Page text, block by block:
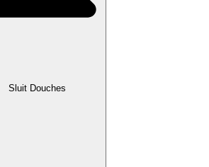
Sluit Douches